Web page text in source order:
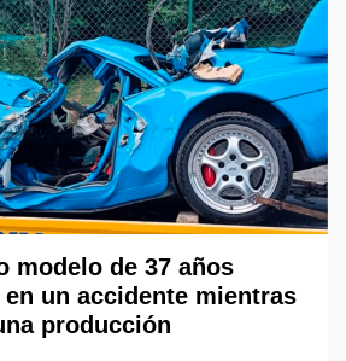
modelo de 37 años
un accidente mientras
producción